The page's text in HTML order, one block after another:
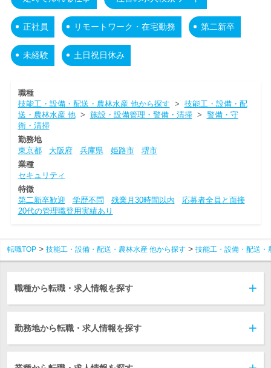
正社員 リモートワーク・在宅勤務 第二新卒
未経験 土日祝日休み
職種
技能工・設備・配送・農林水産 他から探す > 技能工・設備・配
送・農林水産 他> 施設・設備管理・警備・清掃> 警備・守
衛・清掃
勤務地
東京都
大阪府 兵庫県 姫路市
堺市
業種
セキュリティ
特徴
第二新卒歓迎
学歴不問 残業月30時間以内
応募者全員と面接
20代の管理職登用実績あり
転職TOP 技能工・設備・配送・農林水産 他から探す 技能工・設備・配送・
職種から転職・求人情報を探す
勤務地から転職・求人情報を探す